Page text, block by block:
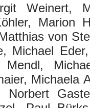
Weinert,
Marion
von
Michael
Mendl,
Michaela
Norbert